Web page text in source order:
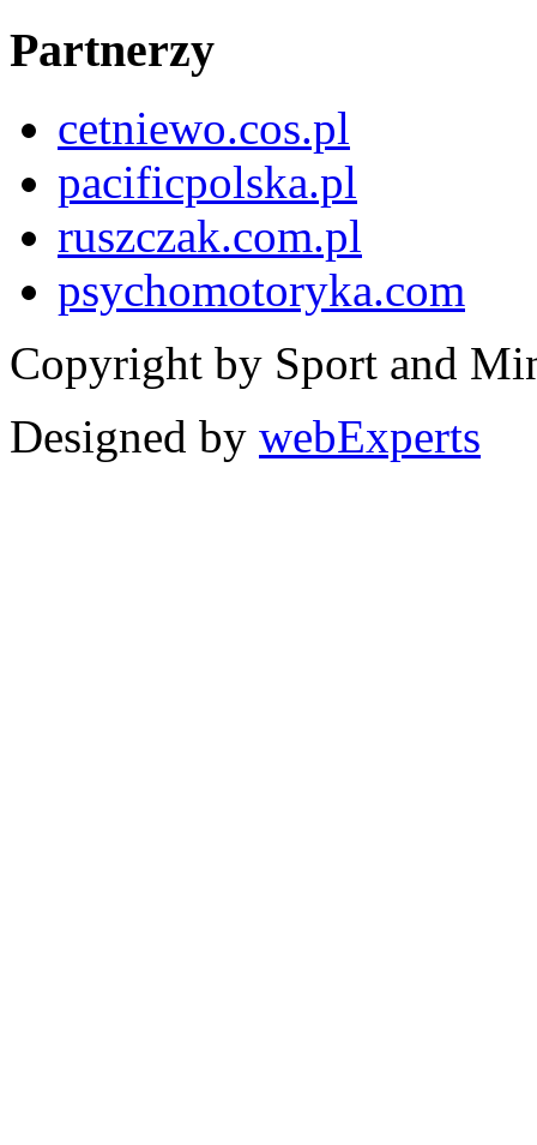
Partnerzy
cetniewo.cos.pl
pacificpolska.pl
ruszczak.com.pl
psychomotoryka.com
Copyright by Sport and
Designed by webExperts